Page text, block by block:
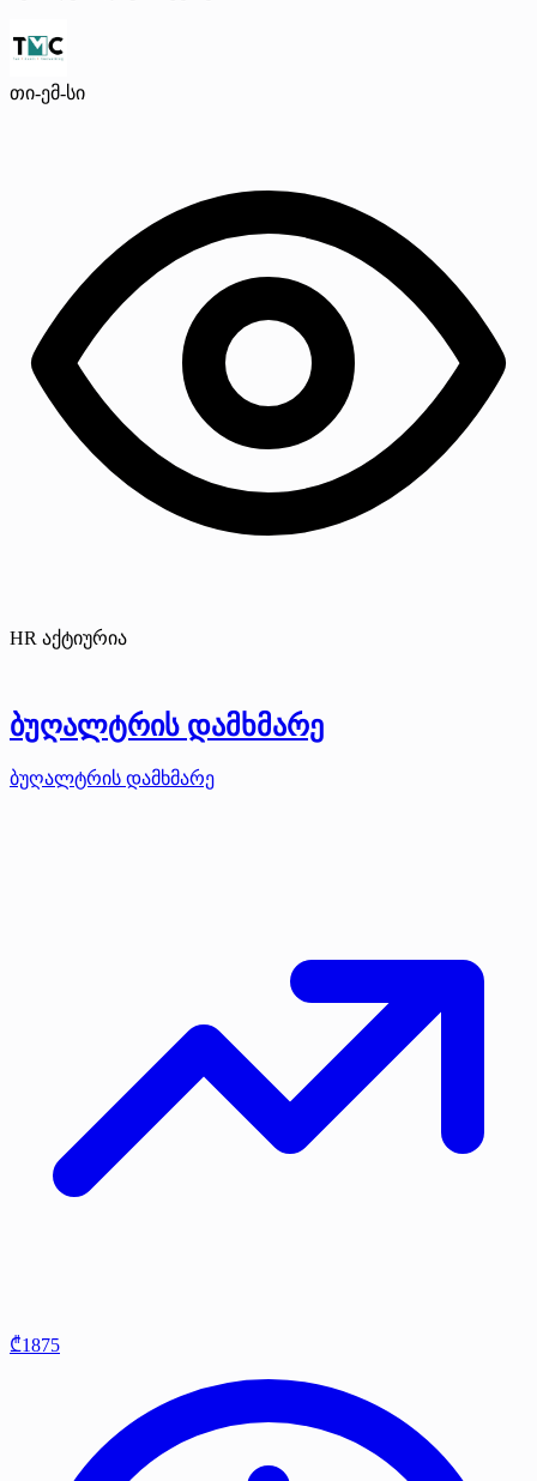
თი-ემ-სი
HR აქტიურია
ბუღალტრის დამხმარე
ბუღალტრის დამხმარე
₾1875